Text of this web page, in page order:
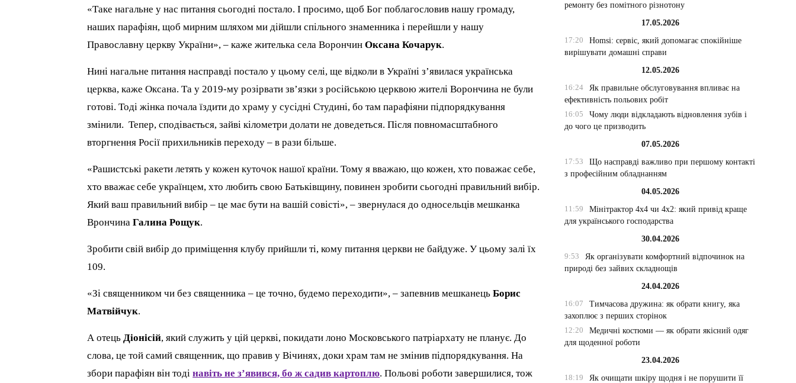
«Таке нагальне у нас питання сьогодні постало. І просимо, щоб Бог поблагословив нашу громаду,
наших парафіян, щоб мирним шляхом ми дійшли спільного знаменника і перейшли у нашу
Православну церкву України», – каже жителька села ВорончинОксана Кочарук.
Нині нагальне питання насправді постало у цьому селі, ще відколи в Україні з’явилася українська
церква, каже Оксана. Та у 2019-му розірвати зв’язки з російською церквою жителі Ворончина не були
готові. Тоді жінка почала їздити до храму у сусідні Студині, бо там парафіяни підпорядкування
змінили. Тепер, сподівається, зайві кілометри долати не доведеться. Після повномасштабного
вторгнення Росії прихильників переходу – в рази більше.
«Рашистські ракети летять у кожен куточок нашої країни. Тому я вважаю, що кожен, хто поважає себе,
хто вважає себе українцем, хто любить свою Батьківщину, повинен зробити сьогодні правильний вибір.
Який ваш правильний вибір – це має бути на вашій совісті», – звернулася до односельців мешканка
ВрончинаГалина Рощук.
Зробити свій вибір до приміщення клубу прийшли ті, кому питання церкви не байдуже. У цьому залі їх
109.
«Зі священником чи без священника – це точно, будемо переходити», – запевнив мешканецьБорис
Матвійчук.
А отецьДіонісій, який служить у цій церкві, покидати лоно Московського патріархату не планує. До
слова, це той самий священник, що правив у Вічинях, доки храм там не змінив підпорядкування. На
збори парафіян він тодінавіть не з’явився, бо ж садив картоплю. Польові роботи завершилися, тож
ремонту без помітного різнотону
17.05.2026
17:20
Homsi: сервіс, який допомагає спокійніше
вирішувати домашні справи
12.05.2026
16:24
Як правильне обслуговування впливає на
ефективність польових робіт
16:05
Чому люди відкладають відновлення зубів і
до чого це призводить
07.05.2026
17:53
Що насправді важливо при першому контакті
з професійним обладнанням
04.05.2026
11:59
Мінітрактор 4х4 чи 4х2: який привід краще
для українського господарства
30.04.2026
9:53
Як організувати комфортний відпочинок на
природі без зайвих складнощів
24.04.2026
16:07
Тимчасова дружина: як обрати книгу, яка
захоплює з перших сторінок
12:20
Медичні костюми — як обрати якісний одяг
для щоденної роботи
23.04.2026
18:19
Як очищати шкіру щодня і не порушити її